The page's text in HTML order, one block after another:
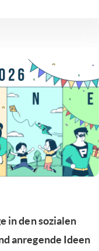
in den sozialen
anregende Ideen